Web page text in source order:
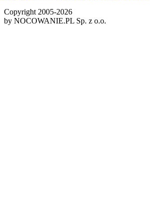
Copyright 2005-2026
by NOCOWANIE.PL Sp. z o.o.